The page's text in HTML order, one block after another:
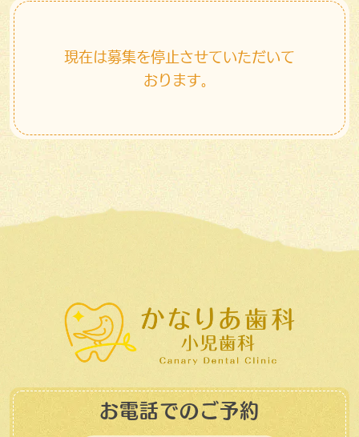
現在は募集を停止させていただいて
おります。
お電話でのご予約